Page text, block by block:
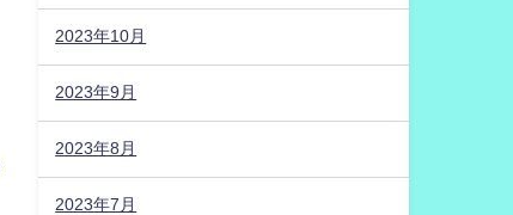
2023年10月
2023年9月
2023年8月
2023年7月